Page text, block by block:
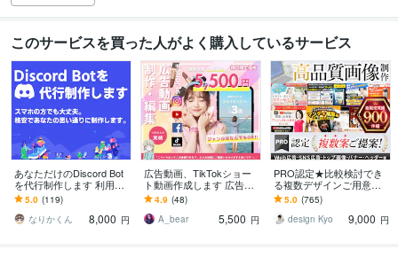
このサービスを買った人がよく購入しているサービス
あなただけのDiscord Bot
を代行制作します 利用者
数20万人超Botの開発者が
柔軟・高品質で制作しま
す
5.0 (119)
なりかくん
8,000 円
広告動画、TikTokショー
ト動画作成します 広告用
動画/リール・ショート動
画(short)お任せください
4.9 (48)
A_bear
5,500 円
PRO認定★比較検討でき
る複数デザインご用意し
ます 実績900件超！高評
価★5！比較して選べるか
ら納得度アップ！
5.0 (765)
design Kyo
9,000 円